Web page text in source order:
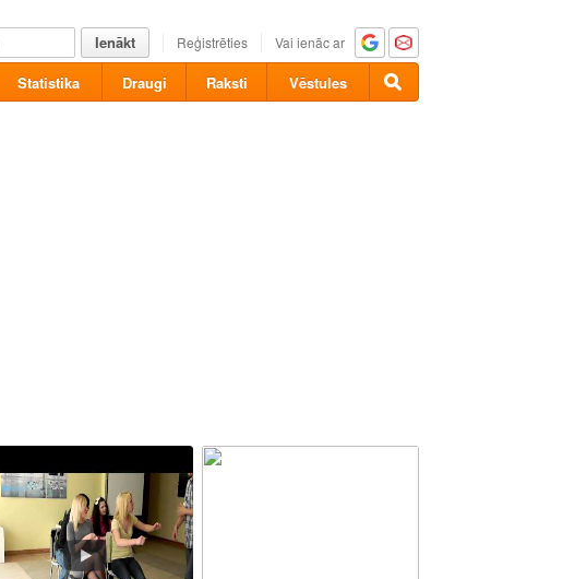
Ienākt Reģistrēties Vai ienāc ar
Statistika Draugi Raksti Vēstules